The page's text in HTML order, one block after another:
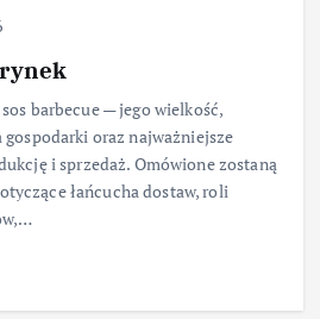
barbecue — jego wielkość,
oraz najważniejsze
i sprzedaż. Omówione zostaną
łańcucha dostaw, roli